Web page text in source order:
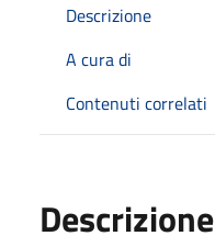
Descrizione
A cura di
Contenuti correlati
Descrizione